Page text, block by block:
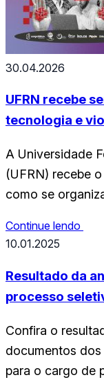
30.04.2026
UFRN recebe
tecnologia e
A Universidade
(UFRN) recebe
como se
no dia 06 de
atividade
Bruna Camila…
Continue lendo
10.01.2025
Resultado da
processo
Confira o
documentos
para o cargo de